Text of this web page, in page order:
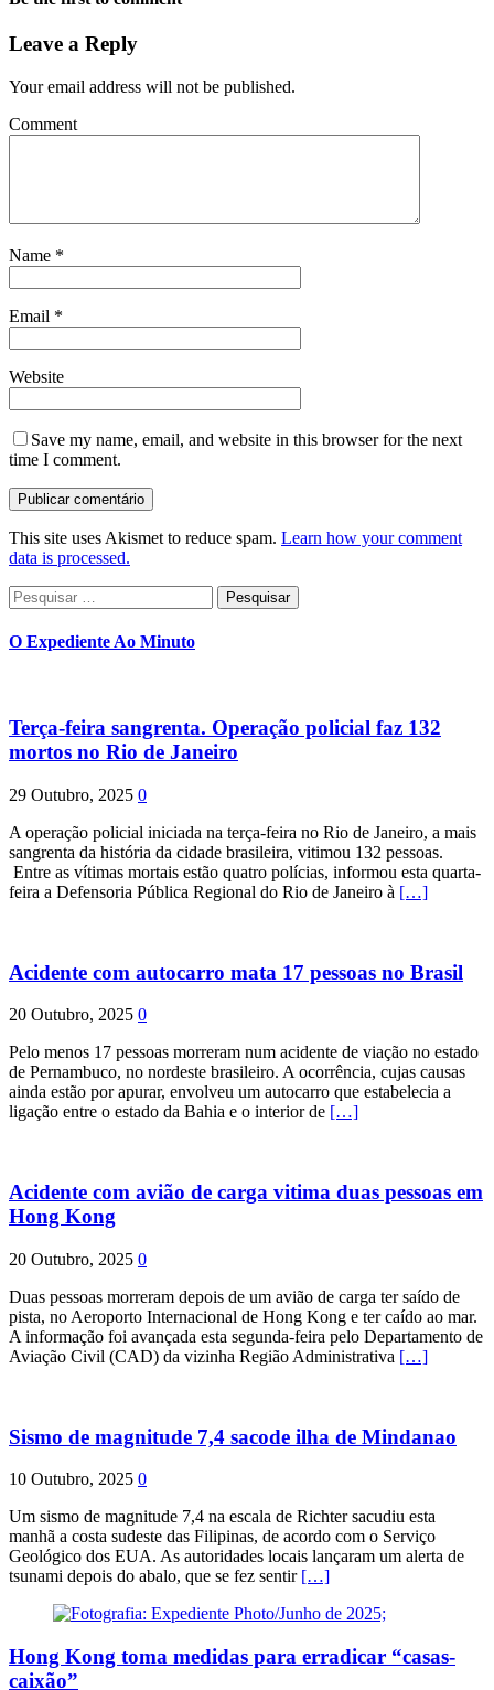
Leave a Reply
Your email address will not be published.
Comment
Name *
Email *
Website
Save my name, email, and website in this browser for the next
time I comment.
This site uses Akismet to reduce spam. Learn how your comment
data is processed.
Pesquisar
por:
O Expediente Ao Minuto
Terça-feira sangrenta. Operação policial faz 132
mortos no Rio de Janeiro
29 Outubro, 2025 0
A operação policial iniciada na terça-feira no Rio de Janeiro, a mais
sangrenta da história da cidade brasileira, vitimou 132 pessoas.
Entre as vítimas mortais estão quatro polícias, informou esta quarta-
feira a Defensoria Pública Regional do Rio de Janeiro à […]
Acidente com autocarro mata 17 pessoas no Brasil
20 Outubro, 2025 0
Pelo menos 17 pessoas morreram num acidente de viação no estado
de Pernambuco, no nordeste brasileiro. A ocorrência, cujas causas
ainda estão por apurar, envolveu um autocarro que estabelecia a
ligação entre o estado da Bahia e o interior de […]
Acidente com avião de carga vitima duas pessoas em
Hong Kong
20 Outubro, 2025 0
Duas pessoas morreram depois de um avião de carga ter saído de
pista, no Aeroporto Internacional de Hong Kong e ter caído ao mar.
A informação foi avançada esta segunda-feira pelo Departamento de
Aviação Civil (CAD) da vizinha Região Administrativa […]
Sismo de magnitude 7,4 sacode ilha de Mindanao
10 Outubro, 2025 0
Um sismo de magnitude 7,4 na escala de Richter sacudiu esta
manhã a costa sudeste das Filipinas, de acordo com o Serviço
Geológico dos EUA. As autoridades locais lançaram um alerta de
tsunami depois do abalo, que se fez sentir […]
Hong Kong toma medidas para erradicar “casas-
caixão”